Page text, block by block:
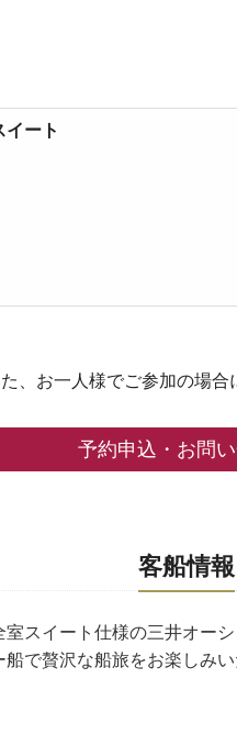
ート
、お一人様でご参加の場合
予約申込・お問
客船情報
室スイート仕様の三井オー
船で贅沢な船旅をお楽しみい